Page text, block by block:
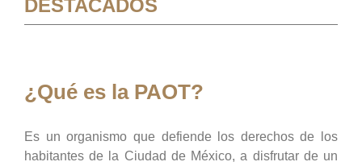
DESTACADOS
¿Qué es la PAOT?
Es un organismo que defiende los derechos de los
habitantes de la Ciudad de México, a disfrutar de un